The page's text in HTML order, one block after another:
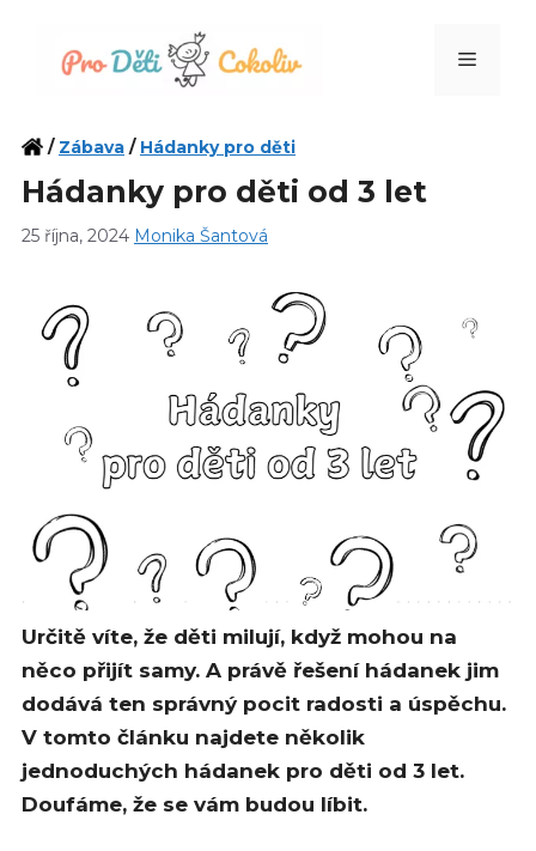
Menu
/ Zábava / Hádanky pro děti
Hádanky pro děti od 3 let
25 října, 2024 Monika Šantová
Určitě víte, že děti milují, když mohou na
něco přijít samy. A právě řešení hádanek jim
dodává ten správný pocit radosti a úspěchu.
V tomto článku najdete několik
jednoduchých hádanek pro děti od 3 let.
Doufáme, že se vám budou líbit.